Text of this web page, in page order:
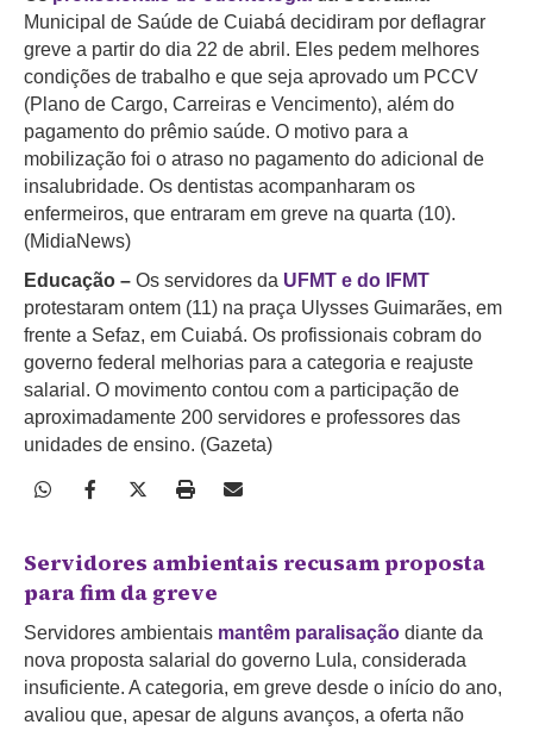
Municipal de Saúde de Cuiabá decidiram por deflagrar
greve a partir do dia 22 de abril. Eles pedem melhores
condições de trabalho e que seja aprovado um PCCV
(Plano de Cargo, Carreiras e Vencimento), além do
pagamento do prêmio saúde. O motivo para a
mobilização foi o atraso no pagamento do adicional de
insalubridade. Os dentistas acompanharam os
enfermeiros, que entraram em greve na quarta (10).
(MidiaNews)
Educação – Os servidores da UFMT e do IFMT
protestaram ontem (11) na praça Ulysses Guimarães, em
frente a Sefaz, em Cuiabá. Os profissionais cobram do
governo federal melhorias para a categoria e reajuste
salarial. O movimento contou com a participação de
aproximadamente 200 servidores e professores das
unidades de ensino. (Gazeta)
Servidores ambientais recusam proposta
para fim da greve
Servidores ambientais mantêm paralisação diante da
nova proposta salarial do governo Lula, considerada
insuficiente. A categoria, em greve desde o início do ano,
avaliou que, apesar de alguns avanços, a oferta não